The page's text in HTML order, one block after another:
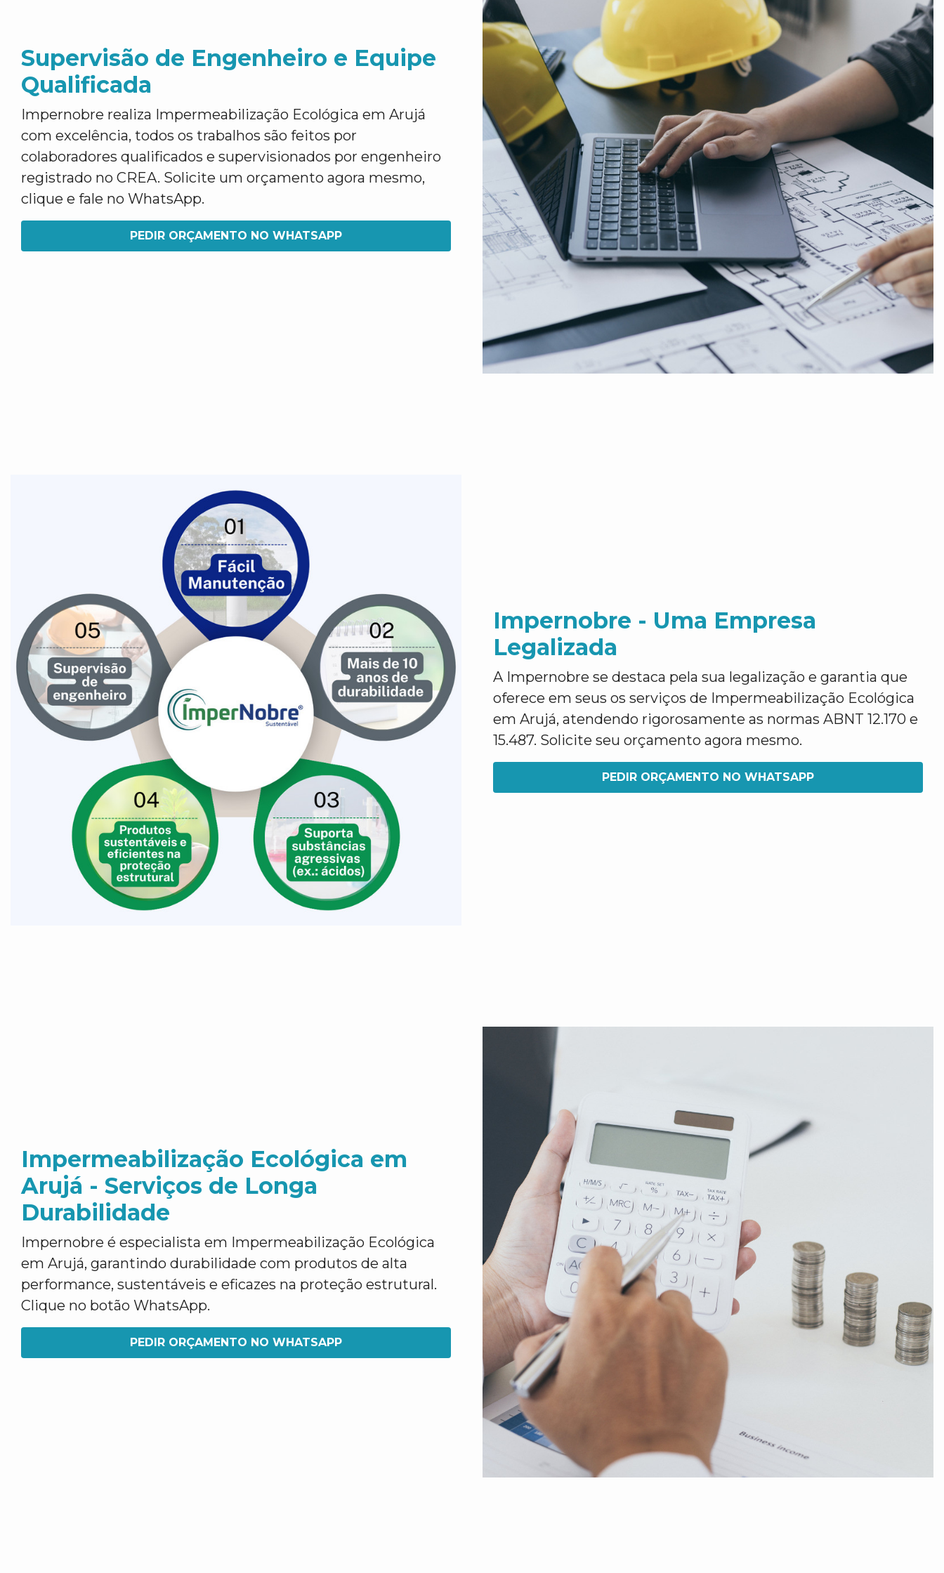
Supervisão de Engenheiro e Equipe
Qualificada
Impernobre realiza Impermeabilização Ecológica em Arujá
com excelência, todos os trabalhos são feitos por
colaboradores qualificados e supervisionados por engenheiro
registrado no CREA. Solicite um orçamento agora mesmo,
clique e fale no WhatsApp.
PEDIR ORÇAMENTO NO WHATSAPP
Impernobre - Uma Empresa
Legalizada
A Impernobre se destaca pela sua legalização e garantia que
oferece em seus os serviços de Impermeabilização Ecológica
em Arujá, atendendo rigorosamente as normas ABNT 12.170 e
15.487. Solicite seu orçamento agora mesmo.
PEDIR ORÇAMENTO NO WHATSAPP
Impermeabilização Ecológica em
Arujá - Serviços de Longa
Durabilidade
Impernobre é especialista em Impermeabilização Ecológica
em Arujá, garantindo durabilidade com produtos de alta
performance, sustentáveis e eficazes na proteção estrutural.
Clique no botão WhatsApp.
PEDIR ORÇAMENTO NO WHATSAPP